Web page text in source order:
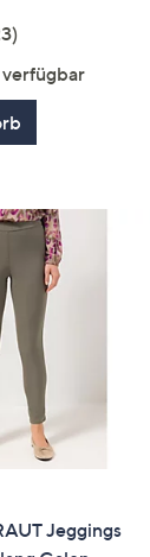
23
Jeggings